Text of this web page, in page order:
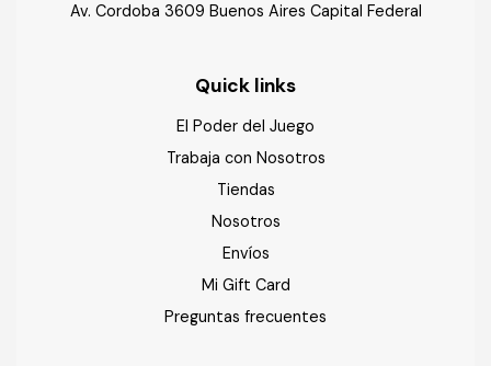
Av. Cordoba 3609 Buenos Aires Capital Federal
Quick links
El Poder del Juego
Trabaja con Nosotros
Tiendas
Nosotros
Envíos
Mi Gift Card
Preguntas frecuentes